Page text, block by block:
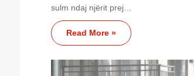
sulm ndaj njërit prej…
Read More »